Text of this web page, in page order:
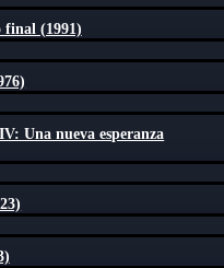
(1991)
Una nueva esperanza